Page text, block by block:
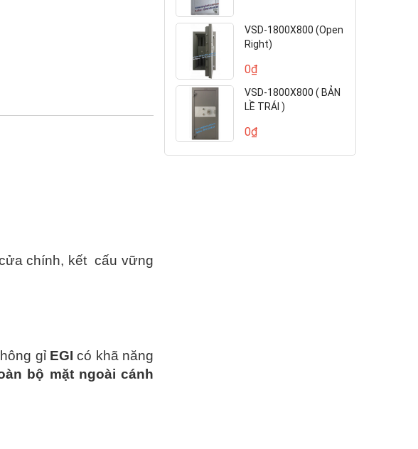
chính, kết cấu vững
gỉ EGI có khã năng
bộ mặt ngoài cánh
VSD-1800X800 (Open
Right)
0₫
VSD-1800X800 ( BẢN
LỀ TRÁI )
0₫